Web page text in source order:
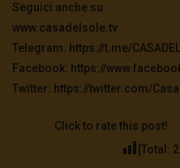
Seguici anche su:
www.casadelsole.tv
Telegram: https://t.me/
Facebook: https://
Twitter: https://twitter.com/
Click to rate this post!
[Total: 2